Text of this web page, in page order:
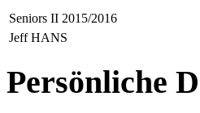
Seniors II 2015/2016
Jeff HANS
Persönliche